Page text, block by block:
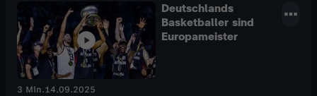
Deutschlands
Basketballer sind
Europameister
3 Min.14.09.2025